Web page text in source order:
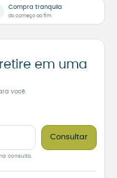
Compra tranquila
do começo ao fim
em uma
você.
Consultar
consulta.